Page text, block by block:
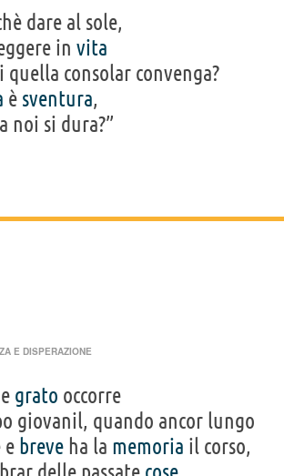
dare al sole,
in vita
quella consolar convenga?
è sventura,
noi si dura?”
E DISPERAZIONE
grato occorre
giovanil, quando ancor lungo
e breve ha la memoria il corso,